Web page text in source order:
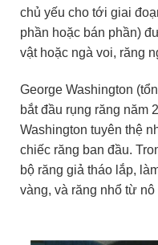
chủ yếu cho tới giai
phần hoặc bán phần)
vật hoặc ngà voi, răng
George Washington
bắt đầu rụng răng năm
Washington tuyên thệ
chiếc răng ban đầu.
bộ răng giả tháo lắp,
vàng, và răng nhổ từ nô